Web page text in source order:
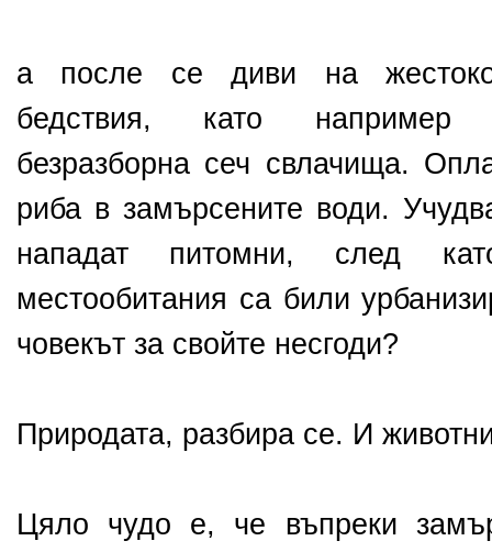
а после се диви на
бедствия, като например
безразборна сеч свлачища.
риба в замърсените води.
нападат питомни, след
местообитания са били
човекът за свойте несгоди?
Природата, разбира се. И
Цяло чудо е, че въпреки